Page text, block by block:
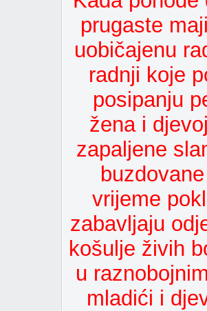
prugaste
uobičajenu
radnji koje
posipanju
žena i
zapaljene
vrijeme
zabavljaju
košulje živih
u
mladići i